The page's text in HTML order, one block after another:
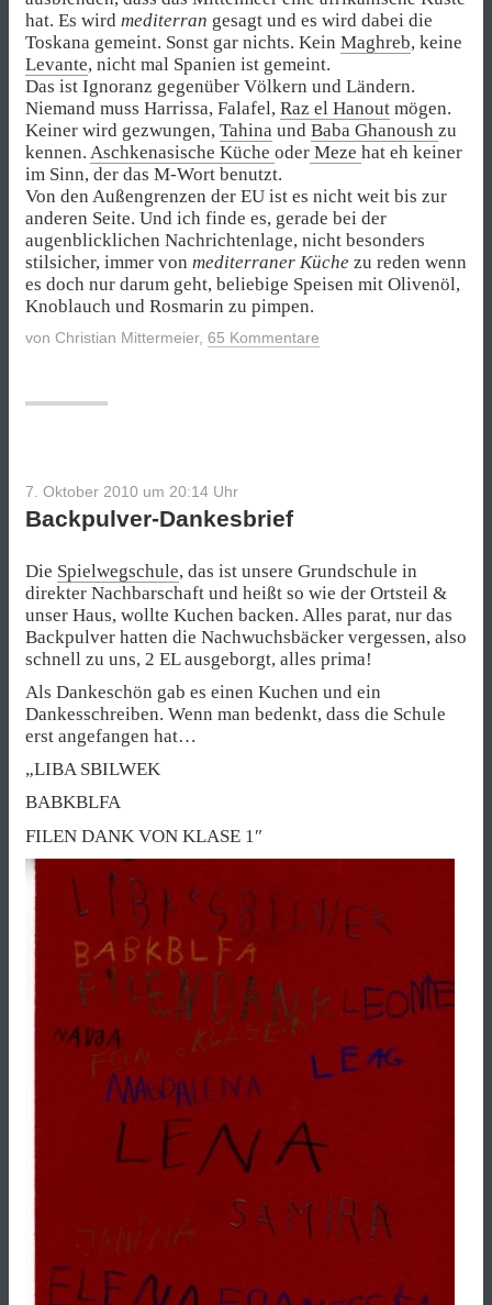
hat. Es wird mediterran gesagt und es wird dabei die
Toskana gemeint. Sonst gar nichts. Kein Maghreb, keine
Levante, nicht mal Spanien ist gemeint.
Das ist Ignoranz gegenüber Völkern und Ländern.
Niemand muss Harrissa, Falafel, Raz el Hanout mögen.
Keiner wird gezwungen, Tahina und Baba Ghanoush zu
kennen. Aschkenasische Küche oder Meze hat eh keiner
im Sinn, der das M-Wort benutzt.
Von den Außengrenzen der EU ist es nicht weit bis zur
anderen Seite. Und ich finde es, gerade bei der
augenblicklichen Nachrichtenlage, nicht besonders
stilsicher, immer von mediterraner Küche zu reden wenn
es doch nur darum geht, beliebige Speisen mit Olivenöl,
Knoblauch und Rosmarin zu pimpen.
von Christian Mittermeier, 65 Kommentare
7. Oktober 2010 um 20:14 Uhr
Backpulver-Dankesbrief
Die Spielwegschule, das ist unsere Grundschule in
direkter Nachbarschaft und heißt so wie der Ortsteil &
unser Haus, wollte Kuchen backen. Alles parat, nur das
Backpulver hatten die Nachwuchsbäcker vergessen, also
schnell zu uns, 2 EL ausgeborgt, alles prima!
Als Dankeschön gab es einen Kuchen und ein
Dankesschreiben. Wenn man bedenkt, dass die Schule
erst angefangen hat…
„LIBA SBILWEK
BABKBLFA
FILEN DANK VON KLASE 1″